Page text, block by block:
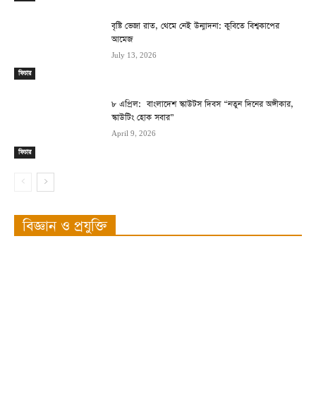
ফিচার
বৃষ্টি ভেজা রাত, থেমে নেই উন্মাদনা: কুবিতে বিশ্বকাপের
আমেজ
July 13, 2026
ফিচার
৮ এপ্রিল: বাংলাদেশ স্কাউটস দিবস “নতুন দিনের অঙ্গীকার,
স্কাউটিং হোক সবার”
April 9, 2026
বিজ্ঞান ও প্রযুক্তি